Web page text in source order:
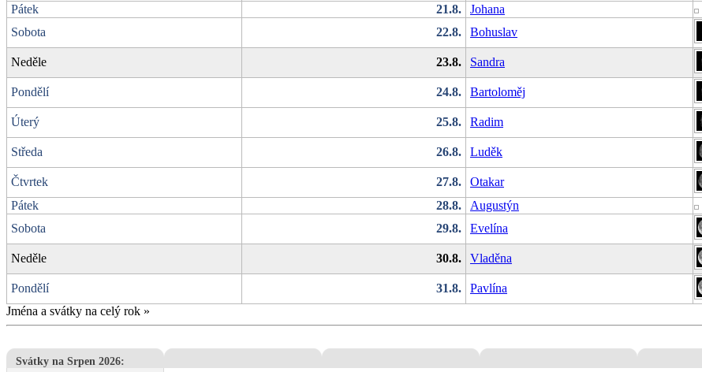
Pátek
21.8. Johana
Sobota
22.8. Bohuslav
Neděle 23.8. Sandra
Pondělí 24.8. Bartoloměj
Úterý 25.8. Radim
Středa 26.8. Luděk
Čtvrtek 27.8. Otakar
Pátek
28.8. Augustýn
Sobota
29.8. Evelína
Neděle 30.8. Vladěna
Pondělí 31.8. Pavlína
Jména a svátky na celý rok »
Svátky na Srpen 2026: